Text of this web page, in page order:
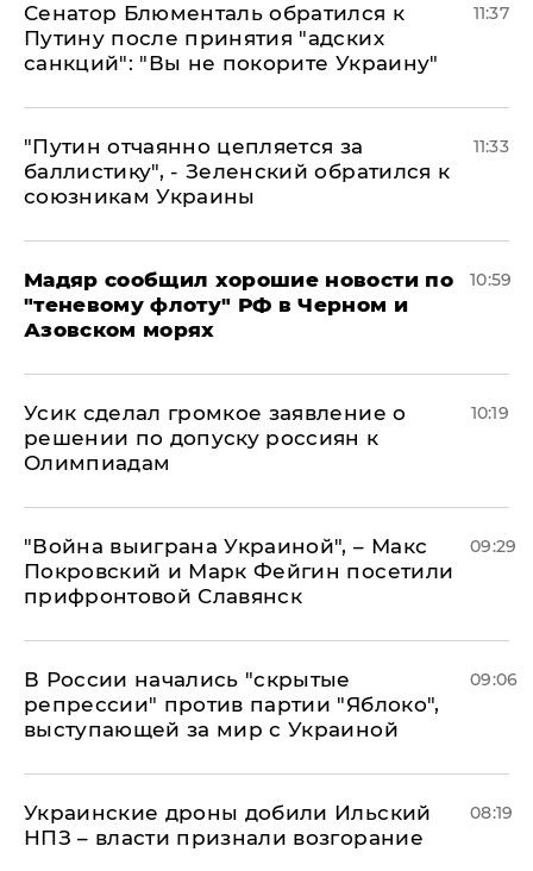
Сенатор Блюменталь обратился к
Путину после принятия "адских
санкций": "Вы не покорите Украину"
11:37
"Путин отчаянно цепляется за
баллистику", - Зеленский обратился к
союзникам Украины
11:33
Мадяр сообщил хорошие новости по
"теневому флоту" РФ в Черном и
Азовском морях
10:59
Усик сделал громкое заявление о
решении по допуску россиян к
Олимпиадам
10:19
"Война выиграна Украиной", – Макс
Покровский и Марк Фейгин посетили
прифронтовой Славянск
09:29
В России начались "скрытые
репрессии" против партии "Яблоко",
выступающей за мир с Украиной
09:06
Украинские дроны добили Ильский
НПЗ – власти признали возгорание
08:19